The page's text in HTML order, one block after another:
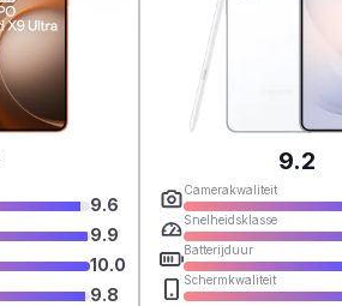
9.6
9.9
10.0
9.8
9.2
Camerakwaliteit
Snelheidsklasse
Batterijduur
Schermkwaliteit